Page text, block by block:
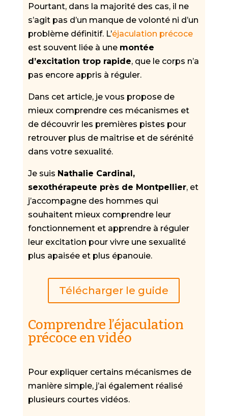
Pourtant, dans la majorité des cas, il ne
s’agit pas d’un manque de volonté ni d’un
problème définitif. L’éjaculation précoce
est souvent liée à une montée
d’excitation trop rapide, que le corps n’a
pas encore appris à réguler.
Dans cet article, je vous propose de
mieux comprendre ces mécanismes et
de découvrir les premières pistes pour
retrouver plus de maîtrise et de sérénité
dans votre sexualité.
Je suis Nathalie Cardinal,
sexothérapeute près de Montpellier, et
j’accompagne des hommes qui
souhaitent mieux comprendre leur
fonctionnement et apprendre à réguler
leur excitation pour vivre une sexualité
plus apaisée et plus épanouie.
Télécharger le guide
Comprendre l’éjaculation
précoce en vidéo
Pour expliquer certains mécanismes de
manière simple, j’ai également réalisé
plusieurs courtes vidéos.